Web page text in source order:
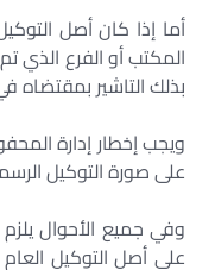
أما إذا كان أصل
المكتب أو الفرع الذي تم
بذلك التاشير بمقتضاه
ويجب إخطار إدارة
على صورة التوكيل
وفي جميع الأحوال
على أصل التوكيل